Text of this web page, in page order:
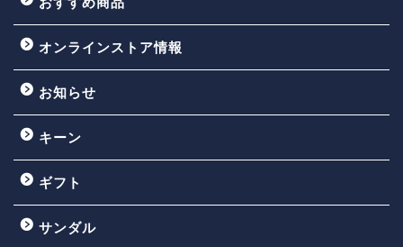
オンラインストア情報
お知らせ
キーン
ギフト
サンダル